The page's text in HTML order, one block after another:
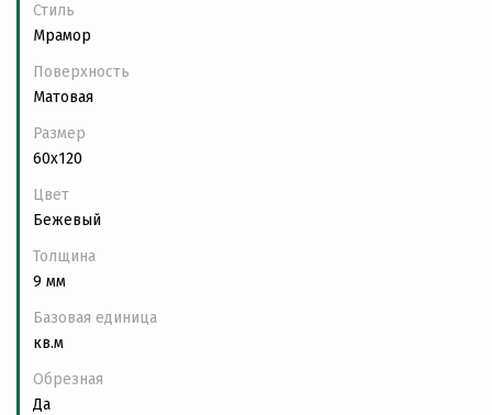
Стиль
Мрамор
Поверхность
Матовая
Размер
60x120
Цвет
Бежевый
Толщина
9 мм
Базовая единица
кв.м
Обрезная
Да